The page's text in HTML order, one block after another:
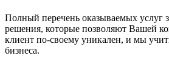
Полный перечень оказываемых услуг
решения, которые позволяют Вашей
клиент по-своему уникален, и мы
бизнеса.